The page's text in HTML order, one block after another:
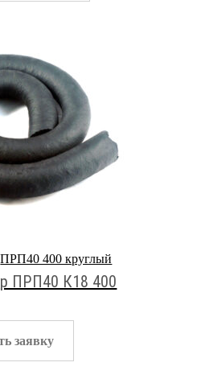
ПРП40 400 круглый
ПРП40 К18 400
заявку